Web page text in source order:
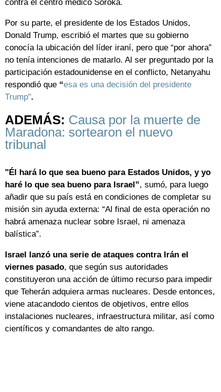
contra el centro médico Soroka.
Por su parte, el presidente de los Estados Unidos,
Donald Trump, escribió el martes que su gobierno
conocía la ubicación del líder iraní, pero que “por ahora”
no tenía intenciones de matarlo. Al ser preguntado por la
participación estadounidense en el conflicto, Netanyahu
respondió que “esa es una decisión del presidente
Trump".
ADEMÁS: Causa por la muerte de
Maradona: sortearon el nuevo
tribunal
"Él hará lo que sea bueno para Estados Unidos, y yo
haré lo que sea bueno para Israel”, sumó, para luego
añadir que su país está en condiciones de completar su
misión sin ayuda externa: “Al final de esta operación no
habrá amenaza nuclear sobre Israel, ni amenaza
balística”.
Israel lanzó una serie de ataques contra Irán el
viernes pasado, que según sus autoridades
constituyeron una acción de último recurso para impedir
que Teherán adquiera armas nucleares. Desde entonces,
viene atacandodo cientos de objetivos, entre ellos
instalaciones nucleares, infraestructura militar, así como
científicos y comandantes de alto rango.